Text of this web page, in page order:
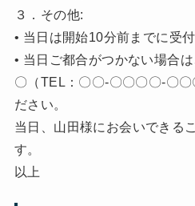
３．その他:
• 当日は開始10分前までに受
• 当日ご都合がつかない場合
〇（TEL：〇〇-〇〇〇〇-〇〇
ださい。
当日、山田様にお会いできる
す。
以上